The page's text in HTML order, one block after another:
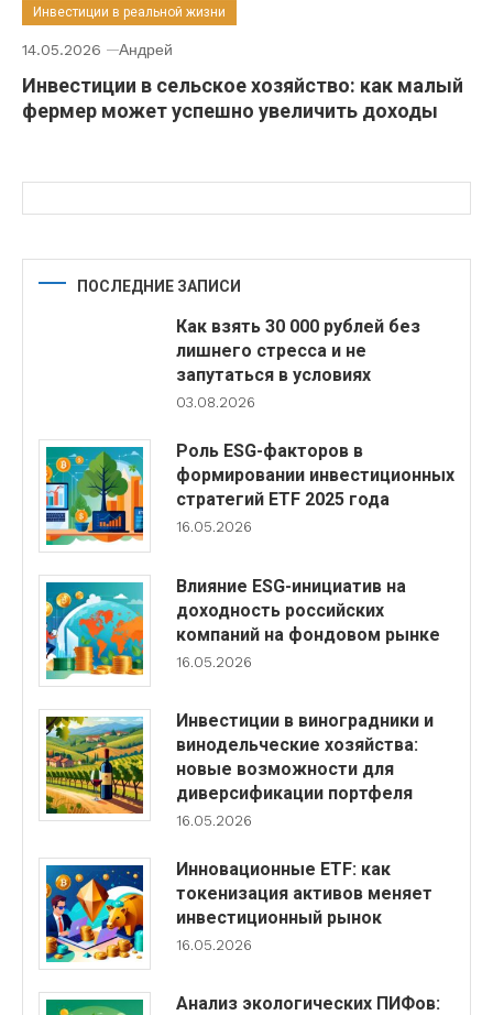
Инвестиции в реальной жизни
14.05.2026 Андрей
Инвестиции в сельское хозяйство: как малый
фермер может успешно увеличить доходы
ПОСЛЕДНИЕ ЗАПИСИ
Как взять 30 000 рублей без
лишнего стресса и не
запутаться в условиях
03.08.2026
Роль ESG-факторов в
формировании инвестиционных
стратегий ETF 2025 года
16.05.2026
Влияние ESG-инициатив на
доходность российских
компаний на фондовом рынке
16.05.2026
Инвестиции в виноградники и
винодельческие хозяйства:
новые возможности для
диверсификации портфеля
16.05.2026
Инновационные ETF: как
токенизация активов меняет
инвестиционный рынок
16.05.2026
Анализ экологических ПИФов: